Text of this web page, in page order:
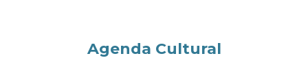
Agenda Cultural